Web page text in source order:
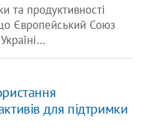
та продуктивності
Європейський Союз
для підтримки